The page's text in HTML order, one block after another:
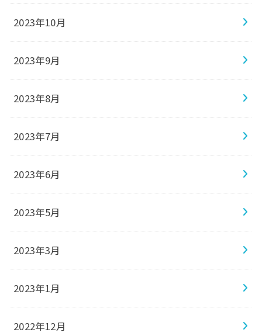
2023年10月
2023年9月
2023年8月
2023年7月
2023年6月
2023年5月
2023年3月
2023年1月
2022年12月